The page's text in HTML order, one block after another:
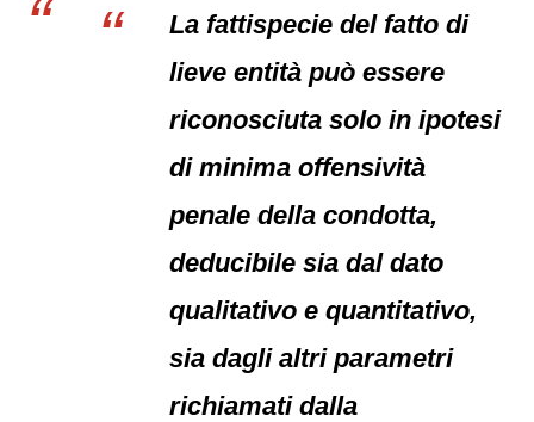
La fattispecie del fatto di
lieve entità può essere
riconosciuta solo in ipotesi
di minima offensività
penale della condotta,
deducibile sia dal dato
qualitativo e quantitativo,
sia dagli altri parametri
richiamati dalla